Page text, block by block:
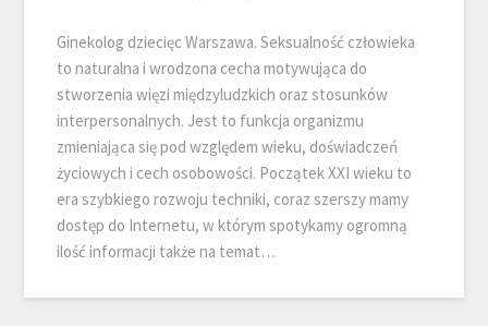
Ginekolog dziecięc Warszawa. Seksualność człowieka
to naturalna i wrodzona cecha motywująca do
stworzenia więzi międzyludzkich oraz stosunków
interpersonalnych. Jest to funkcja organizmu
zmieniająca się pod względem wieku, doświadczeń
życiowych i cech osobowości. Początek XXI wieku to
era szybkiego rozwoju techniki, coraz szerszy mamy
dostęp do Internetu, w którym spotykamy ogromną
ilość informacji także na temat…